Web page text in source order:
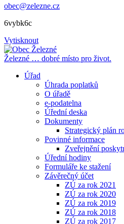
obec@zelezne.cz
6vybk6c
Vytisknout
Železné … dobré místo pro život.
Úřad
Úhrada poplatků
O úřadě
e-podatelna
Úřední deska
Dokumenty
Strategický plán
Povinné informace
Zveřejnění
Úřední hodiny
Formuláře ke stažení
Závěrečný účet
ZÚ za rok 2021
ZÚ za rok 2020
ZÚ za rok 2019
ZÚ za rok 2018
ZÚ za rok 2017